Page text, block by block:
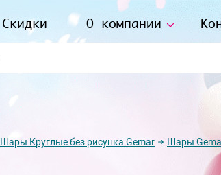
Скидки О компании
Шары Круглые без рисунка Gemar Шары